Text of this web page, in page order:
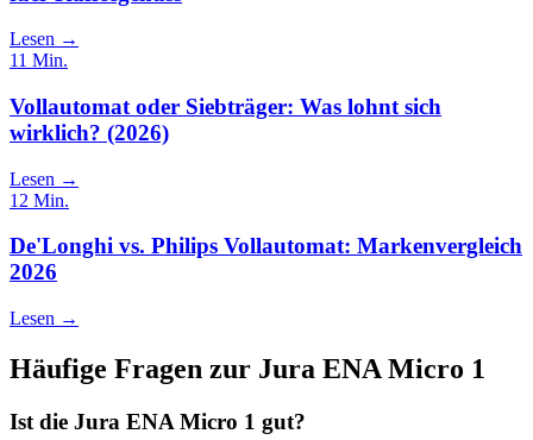
Lesen →
11 Min.
Vollautomat oder Siebträger: Was lohnt sich
wirklich? (2026)
Lesen →
12 Min.
De'Longhi vs. Philips Vollautomat: Markenvergleich
2026
Lesen →
Häufige Fragen zur Jura ENA Micro 1
Ist die Jura ENA Micro 1 gut?